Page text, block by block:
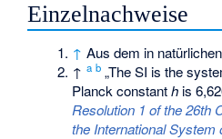
Einzelnachweise
↑ Aus dem in
↑a b „The SI is the
Planck constanth is6
Resolution 1 of the 26th
the International System